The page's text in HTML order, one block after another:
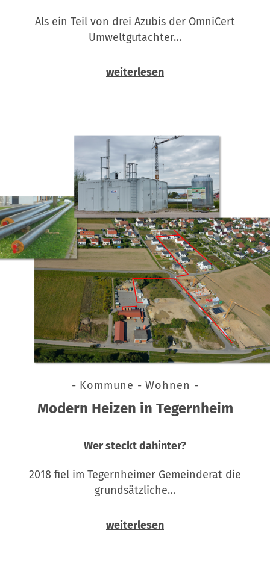
Als ein Teil von drei Azubis der OmniCert
Umweltgutachter…
weiterlesen
- Kommune - Wohnen -
Modern Heizen in Tegernheim
Wer steckt dahinter?
2018 fiel im Tegernheimer Gemeinderat die
grundsätzliche…
weiterlesen